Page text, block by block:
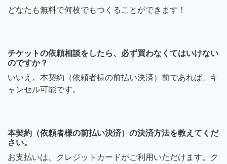
どなたも無料で何枚でもつくることができます！
チケットの依頼相談をしたら、必ず買わなくてはいけない
のですか？
いいえ。本契約（依頼者様の前払い決済）前であれば、キ
ャンセル可能です。
本契約（依頼者様の前払い決済）の決済方法を教えてくだ
さい。
お支払いは、クレジットカードがご利用いただけます。ク